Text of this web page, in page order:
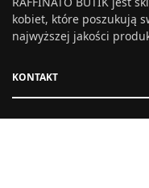
kobiet, które poszukują
najwyższej jakości
KONTAKT